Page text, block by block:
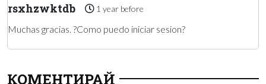
rsxhzwktdb 1 year before
Muchas gracias. ?Como puedo iniciar sesion?
КОМЕНТИРАЙ